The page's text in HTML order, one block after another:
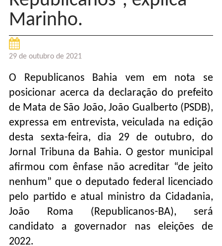
Marinho.
29 de outubro de 2021
O Republicanos Bahia vem em nota se
posicionar acerca da declaração do prefeito
de Mata de São João, João Gualberto (PSDB),
expressa em entrevista, veiculada na edição
desta sexta-feira, dia 29 de outubro, do
Jornal Tribuna da Bahia. O gestor municipal
afirmou com ênfase não acreditar “de jeito
nenhum” que o deputado federal licenciado
pelo partido e atual ministro da Cidadania,
João Roma (Republicanos-BA), será
candidato a governador nas eleições de
2022.